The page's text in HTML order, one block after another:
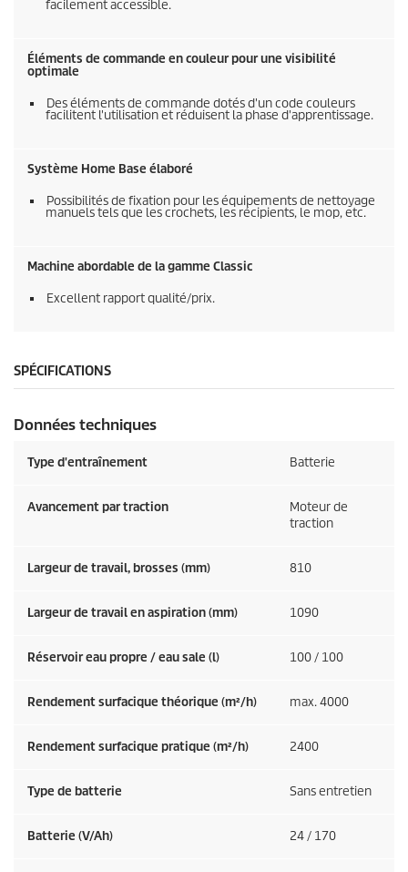
facilement accessible.
Éléments de commande en couleur pour une visibilité
optimale
Des éléments de commande dotés d'un code couleurs
facilitent l'utilisation et réduisent la phase d'apprentissage.
Système Home Base élaboré
Possibilités de fixation pour les équipements de nettoyage
manuels tels que les crochets, les récipients, le mop, etc.
Machine abordable de la gamme Classic
Excellent rapport qualité/prix.
SPÉCIFICATIONS
Données techniques
Type d'entraînement Batterie
Avancement par traction
Moteur de
traction
Largeur de travail, brosses (mm) 810
Largeur de travail en aspiration (mm) 1090
Réservoir eau propre / eau sale (l) 100 / 100
Rendement surfacique théorique (m²/h) max. 4000
Rendement surfacique pratique (m²/h) 2400
Type de batterie Sans entretien
Batterie (V/Ah) 24 / 170